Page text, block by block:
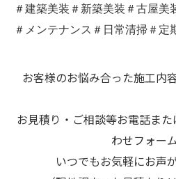
＃建築美装＃新築美装＃古屋美
＃メンテナンス＃日常清掃＃定
お客様のお悩み合った施工内
お見積り・ご相談等お電話ま
わせフォー
いつでもお気軽にお声